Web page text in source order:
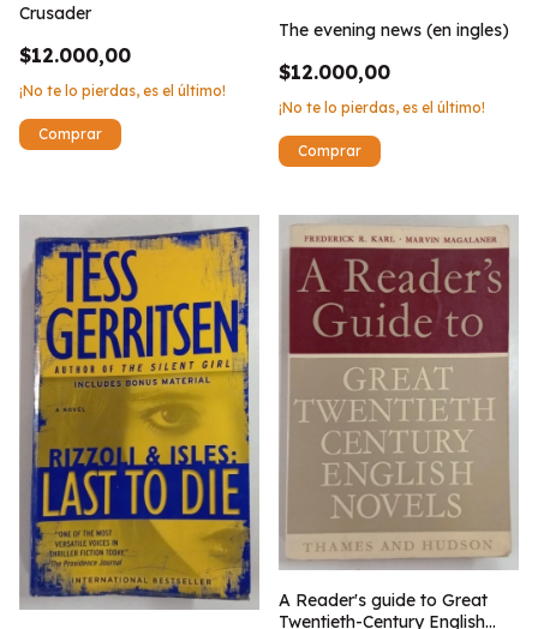
Crusader
$12.000,00
¡No te lo pierdas, es el último!
The evening news (en ingles)
$12.000,00
¡No te lo pierdas, es el último!
A Reader's guide to Great
Twentieth-Century English